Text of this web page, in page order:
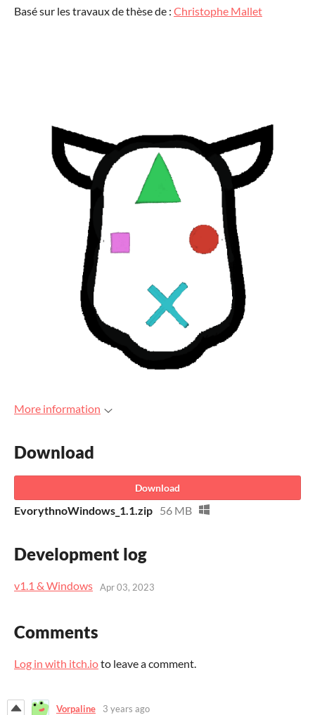
Basé sur les travaux de thèse de : Christophe Mallet
More information
Download
Download
EvorythnoWindows_1.1.zip 56 MB
Development log
v1.1 & Windows Apr 03, 2023
Comments
Log in with itch.ioto leave a comment.
Vorpaline 3 years ago